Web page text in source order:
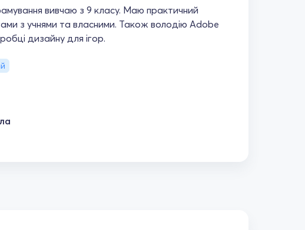
вивчаю з 9 класу. Маю практичний
з учнями та власними. Також володію Adobe
дизайну для ігор.